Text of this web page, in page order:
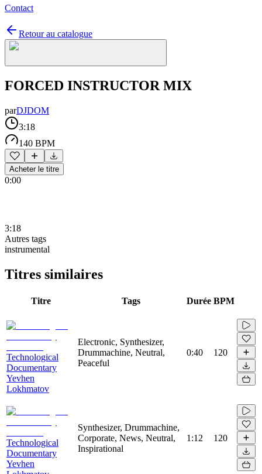
Contact
Retour au catalogue
FORCED INSTRUCTOR MIX
parDJDOM
3:18
140 BPM
Acheter le titre
0:00
3:18
Autres tags
instrumental
Titres similaires
Titre Tags Durée BPM
Technological
Documentary
Yevhen
Lokhmatov
Electronic, Synthesizer,
Drummachine, Neutral,
Peaceful
0:40 120
Technological
Documentary
Yevhen
Synthesizer, Drummachine,
Corporate, News, Neutral,
Inspirational
1:12 120